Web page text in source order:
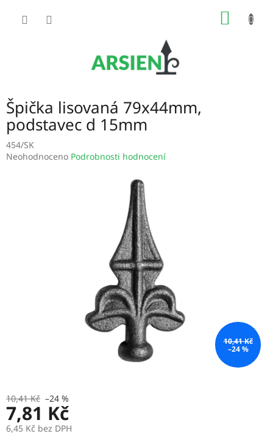
Špička lisovaná 79x44mm,
podstavec d 15mm
454/SK
Průměrné
Neohodnoceno Podrobnosti hodnocení
10,41 Kč
–24 %
10,41 Kč –24 %
7,81 Kč
6,45 Kč bez DPH